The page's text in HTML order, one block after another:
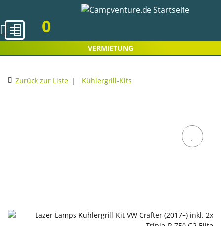
0
VERMIETUNG
Zurück zur Liste Kühlergrill-Kits